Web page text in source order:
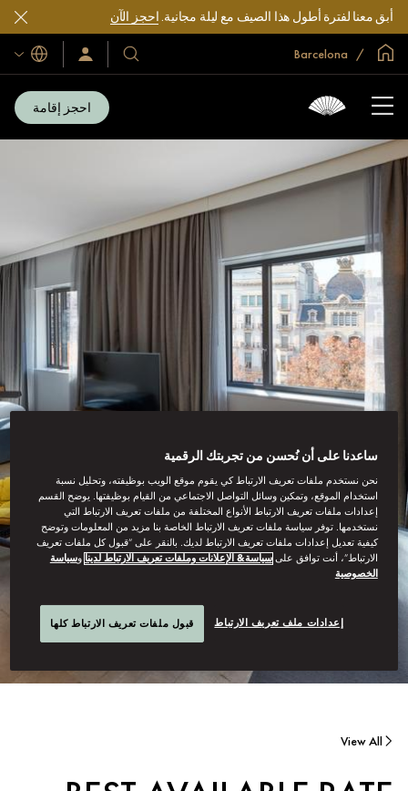
أبق معنا لفترة أطول هذا الصيف مع ليلة مجانية.احجز الآن
الصفحة الرئيسية العالمية
فنادقنا
ومنتجعاتنا
سجّل
الدخول/
اللغات
احجز إقامة
View All
ساعدنا على أن نُحسن من تجربتك الرقمية
نحن نستخدم ملفات تعريف الارتباط كي يقوم موقع الويب بوظيفته، وتحليل نسبة
استخدام الموقع، وتمكين وسائل التواصل الاجتماعي من القيام بوظيفتها. يوضح القسم
إعدادات ملفات تعريف الارتباط الأنواع المختلفة من ملفات تعريف الارتباط التي
نستخدمها. توفر سياسة ملفات تعريف الارتباط الخاصة بنا مزيد من المعلومات وتوضح
كيفية تعديل إعدادات ملفات تعريف الارتباط لديك. بالنقر على “قبول كل ملفات تعريف
الارتباط”، أنت توافق علىسياسة& الإعلانات وملفات تعريف الارتباط لدينا وسياسة
الخصوصية
إعدادات ملف تعريف الارتباط قبول ملفات تعريف الارتباط كلها